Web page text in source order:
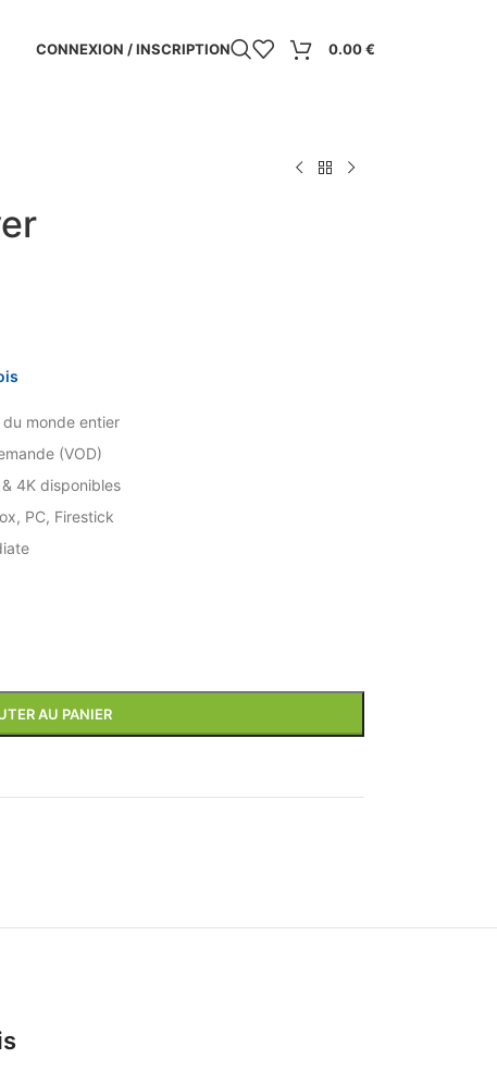
CONNEXION / INSCRIPTION 0.00€
monde entier
(VOD)
4K disponibles
PC, Firestick
AU PANIER